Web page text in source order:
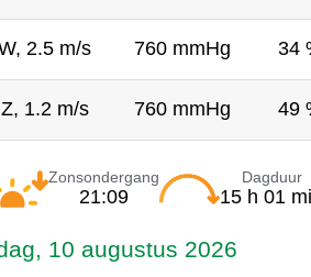
2.5 m/s 760 mmHg 34
Z, 1.2 m/s 760 mmHg 49
Zonsondergang
21:09
Dagduur
15 h 01
10 augustus 2026